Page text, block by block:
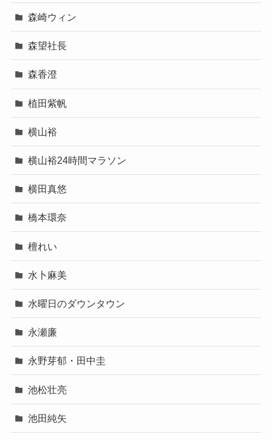
森崎ウィン
森望社長
森香澄
植田紫帆
横山裕
横山裕24時間マラソン
横田真悠
橋本環奈
檀れい
水卜麻美
水曜日のダウンタウン
永瀬廉
永野芽郁・田中圭
池松壮亮
池田純矢